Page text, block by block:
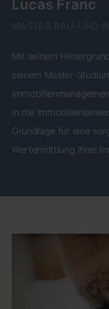
Lucas Franc
Mit seinem
seinem Master-
in die
Grundlage für eine
Wertermittlung Ihrer